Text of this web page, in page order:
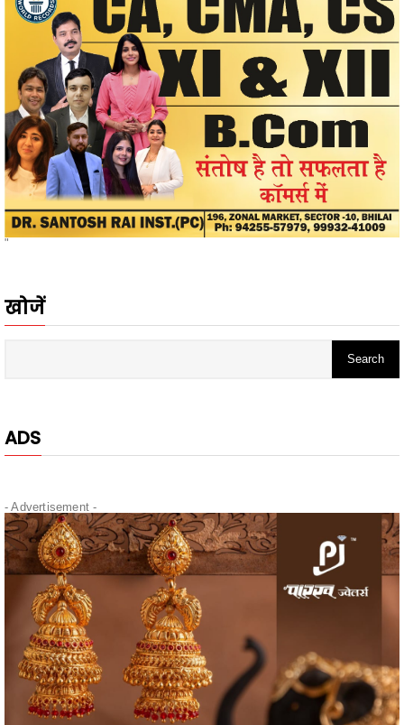
"
खोजें
ADS
- Advertisement -